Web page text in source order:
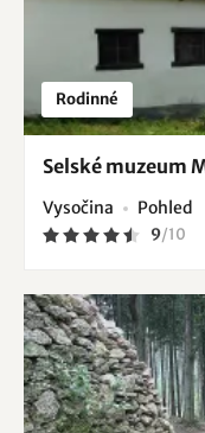
Rodinné
Selské muzeum
Vysočina Pohled
9/10